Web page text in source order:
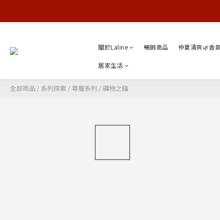
關於Laline 暢銷商品 仲夏清爽🌿香
居家生活
全部商品 / 系列探索 /尊寵系列 / 礦物之鑰